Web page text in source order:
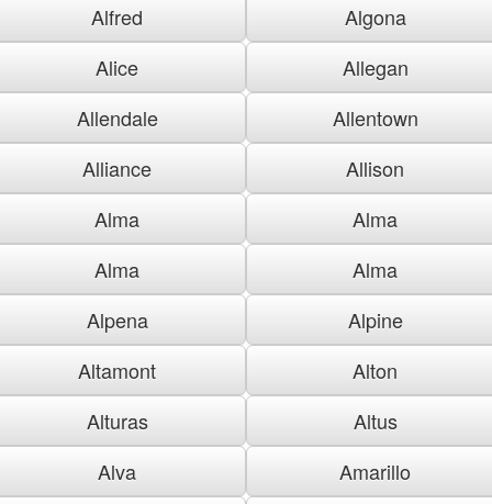
Alfred
Algona
Alice
Allegan
Allendale
Allentown
Alliance
Allison
Alma
Alma
Alma
Alma
Alpena
Alpine
Altamont
Alton
Alturas
Altus
Alva
Amarillo